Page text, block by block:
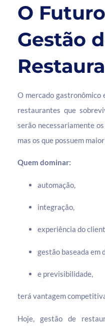
O
Gestão
O mercado gastronômico
restaurantes que
serão necessariamente
mas os que possuem
Quem dominar:
automação,
integração,
experiência do
gestão baseada em
e previsibilidade,
terá vantagem
Hoje, gestão de